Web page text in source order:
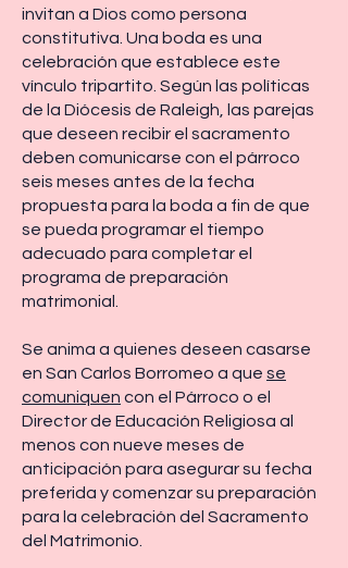
invitan a Dios como persona
constitutiva. Una boda es una
celebración que establece este
vínculo tripartito. Según las políticas
de la Diócesis de Raleigh, las parejas
que deseen recibir el sacramento
deben comunicarse con el párroco
seis meses antes de la fecha
propuesta para la boda a fin de que
se pueda programar el tiempo
adecuado para completar el
programa de preparación
matrimonial.
Se anima a quienes deseen casarse
en San Carlos Borromeo a que se
comuniquen con el Párroco o el
Director de Educación Religiosa al
menos con nueve meses de
anticipación para asegurar su fecha
preferida y comenzar su preparación
para la celebración del Sacramento
del Matrimonio.